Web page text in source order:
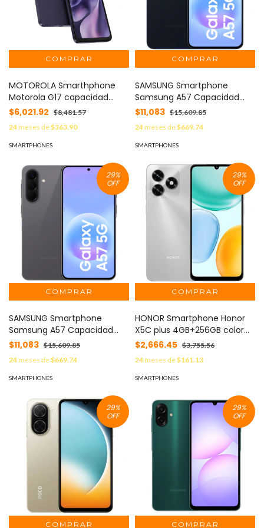
MOTOROLA Smarthphone
Motorola G17 capacidad
4+256 color Arandano MOD:
PBBJ0026MX
$6,021.92 $8,481.57
24meses de$363.90
SMARTPHONES
SAMSUNG Smartphone
Samsung A57 Capacidad
8+256GB Color Azul MOD:
SAM-A57-8+256-AZUL
$11,083 $15,609.85
24meses de$669.74
SMARTPHONES
29%
OFF
SAMSUNG Smartphone
Samsung A57 Capacidad
8+256GB Color Gris MOD:
SAM-A57-8+256-GRIS
$11,083 $15,609.85
24meses de$669.74
SMARTPHONES
29%
OFF
HONOR Smartphone Honor
X5C plus 4GB+256GB color
Plata MOD: 5109CEHM
$2,666.45 $3,755.56
24meses de$161.13
SMARTPHONES
29%
OFF
29%
OFF